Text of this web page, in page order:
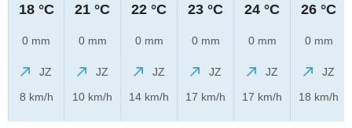
18 °C
0 mm
JZ
8 km/h
21 °C
0 mm
JZ
10 km/h
22 °C
0 mm
JZ
14 km/h
23 °C
0 mm
JZ
17 km/h
24 °C
0 mm
JZ
17 km/h
26 °C
0 mm
JZ
18 km/h